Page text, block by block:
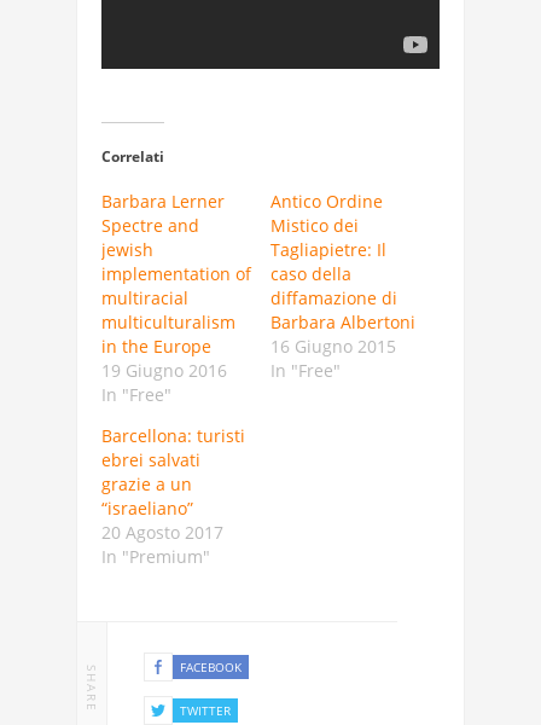
Correlati
Barbara Lerner
Spectre and
jewish
implementation of
multiracial
multiculturalism
in the Europe
19 Giugno 2016
In "Free"
Antico Ordine
Mistico dei
Tagliapietre: Il
caso della
diffamazione di
Barbara Albertoni
16 Giugno 2015
In "Free"
Barcellona: turisti
ebrei salvati
grazie a un
“israeliano”
20 Agosto 2017
In "Premium"
SHARE FACEBOOK
TWITTER